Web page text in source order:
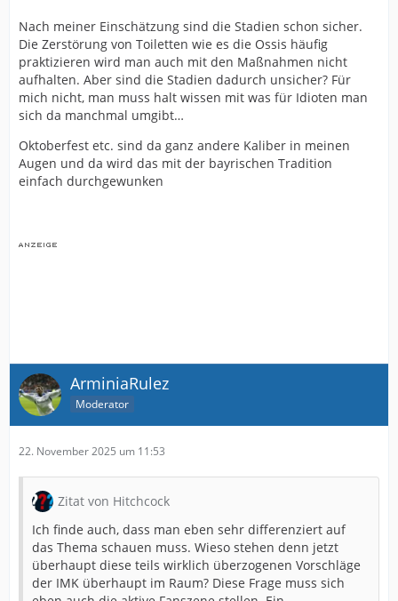
Nach meiner Einschätzung sind die Stadien schon sicher.
Die Zerstörung von Toiletten wie es die Ossis häufig
praktizieren wird man auch mit den Maßnahmen nicht
aufhalten. Aber sind die Stadien dadurch unsicher? Für
mich nicht, man muss halt wissen mit was für Idioten man
sich da manchmal umgibt…
Oktoberfest etc. sind da ganz andere Kaliber in meinen
Augen und da wird das mit der bayrischen Tradition
einfach durchgewunken
ArminiaRulez
Moderator
22. November 2025 um 11:53
Zitat von Hitchcock
Ich finde auch, dass man eben sehr differenziert auf
das Thema schauen muss. Wieso stehen denn jetzt
überhaupt diese teils wirklich überzogenen Vorschläge
der IMK überhaupt im Raum? Diese Frage muss sich